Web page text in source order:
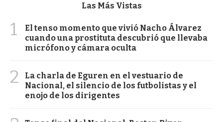
Las Más Vistas
1
El tenso momento que vivió Nacho Álvarez
cuando una prostituta descubrió que llevaba
micrófono y cámara oculta
2
La charla de Eguren en el vestuario de
Nacional, el silencio de los futbolistas y el
enojo de los dirigentes